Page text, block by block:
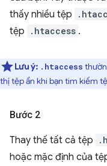
thấy nhiều tệp
tệp
.htaccess .
Lưu ý: .htaccess
thị tệp ẩn khi bạn tìm kiếm
Bước 2
Thay thế tất cả tệp
hoặc mặc định của